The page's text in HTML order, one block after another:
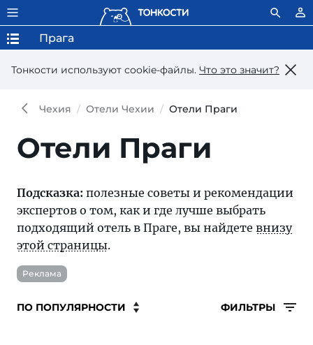
Тонкости используют сookie-файлы. Что это значит?
Прага
Чехия Отели Чехии Отели Праги
Отели Праги
Подсказка: полезные советы и рекомендации
экспертов о том, как и где лучше выбрать
подходящий отель в Праге, вы найдете внизу
этой страницы.
Реклама
ФИЛЬТРЫ